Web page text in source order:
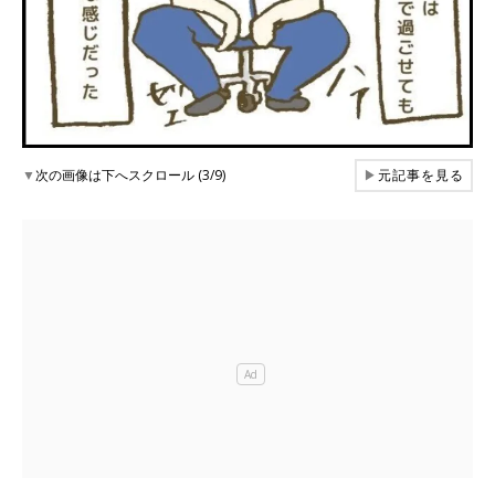
▼次の画像は下へスクロール (3/9) ▶元記事を見る